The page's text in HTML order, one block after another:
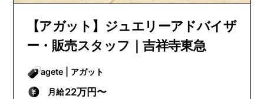
【アガット】ジュエリーアドバイザ
ー・販売スタッフ｜吉祥寺東急
agete | アガット
月給22万円〜